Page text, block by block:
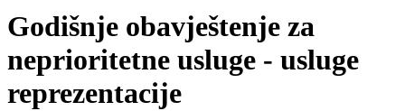
Godišnje obavještenje za
neprioritetne usluge - usluge
reprezentacije